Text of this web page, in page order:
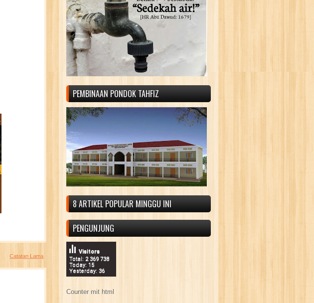
Catatan Lama
PEMBINAAN PONDOK TAHFIZ
8 ARTIKEL POPULAR MINGGU INI
PENGUNJUNG
Total: 2 369 738
Today: 15
Yesterday: 36
Visitors
Counter mit html